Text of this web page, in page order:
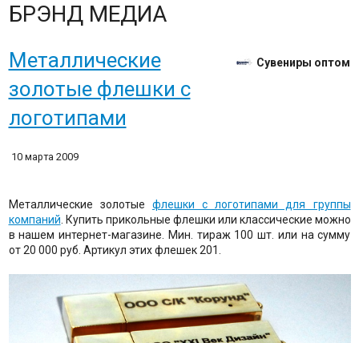
БРЭНД МЕДИА
Металлические
золотые флешки с
логотипами
Сувениры оптом
10 марта 2009
Металлические золотые флешки с логотипами для группы
компаний . Купить прикольные флешки или классические можно
в нашем интернет-магазине. Мин. тираж 100 шт. или на сумму
от 20 000 руб. Артикул этих флешек 201.